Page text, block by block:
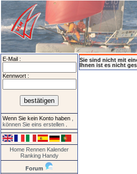
E-Mail :
Kennwort :
Wenn Sie kein Konto haben
können Sie eins erstellen
Home Rennen Kalender
Ranking Handy
Forum
Sie sind nicht mit
Ihnen ist es nicht